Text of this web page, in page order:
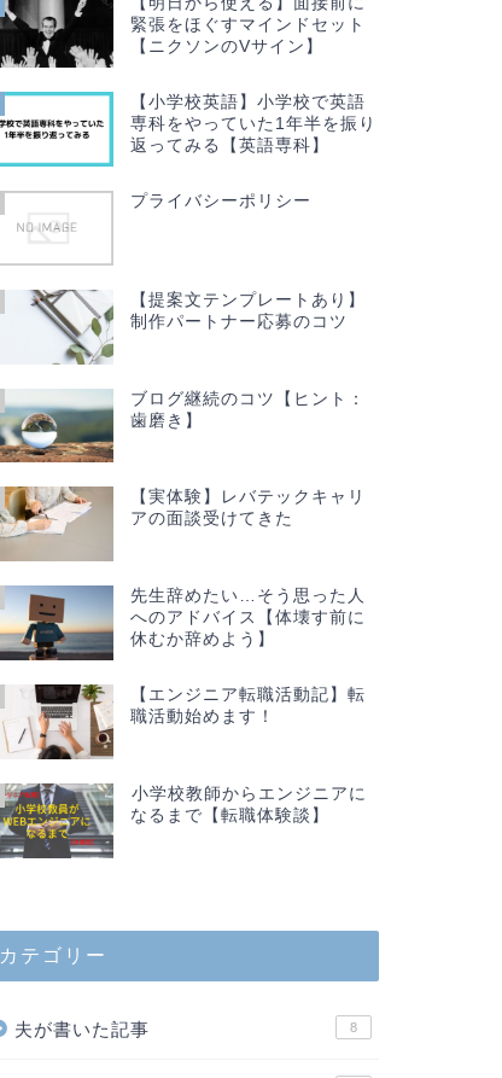
緊張をほぐすマインドセット
【ニクソンのVサイン】
【小学校英語】小学校で英語
専科をやっていた1年半を振り
返ってみる【英語専科】
プライバシーポリシー
【提案文テンプレートあり】
制作パートナー応募のコツ
ブログ継続のコツ【ヒント：
歯磨き】
【実体験】レバテックキャリ
アの面談受けてきた
先生辞めたい…そう思った人
へのアドバイス【体壊す前に
休むか辞めよう】
【エンジニア転職活動記】転
職活動始めます！
小学校教師からエンジニアに
なるまで【転職体験談】
カテゴリー
夫が書いた記事 8